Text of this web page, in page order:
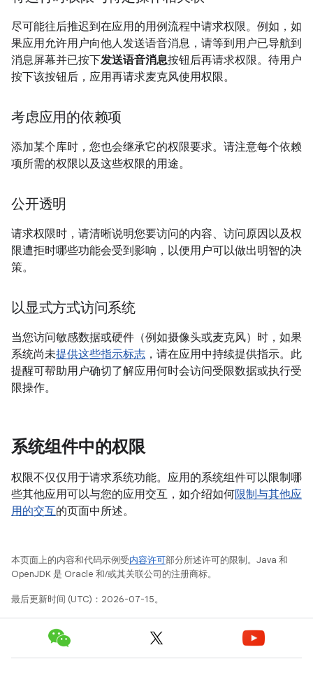
尽可能往后推迟到在应用的用例流程中请求权限。例如，如
果应用允许用户向他人发送语音消息，请等到用户已导航到
消息屏幕并已按下发送语音消息按钮后再请求权限。待用户
按下该按钮后，应用再请求麦克风使用权限。
考虑应用的依赖项
添加某个库时，您也会继承它的权限要求。请注意每个依赖
项所需的权限以及这些权限的用途。
公开透明
请求权限时，请清晰说明您要访问的内容、访问原因以及权
限遭拒时哪些功能会受到影响，以便用户可以做出明智的决
策。
以显式方式访问系统
当您访问敏感数据或硬件（例如摄像头或麦克风）时，如果
系统尚未提供这些指示标志 ，请在应用中持续提供指示。此
提醒可帮助用户确切了解应用何时会访问受限数据或执行受
限操作。
系统组件中的权限
权限不仅仅用于请求系统功能。应用的系统组件可以限制哪
些其他应用可以与您的应用交互，如介绍如何限制与其他应
用的交互的页面中所述。
本页面上的内容和代码示例受内容许可部分所述许可的限制。Java 和
OpenJDK 是 Oracle 和/或其关联公司的注册商标。
最后更新时间 (UTC)：2026-07-15。